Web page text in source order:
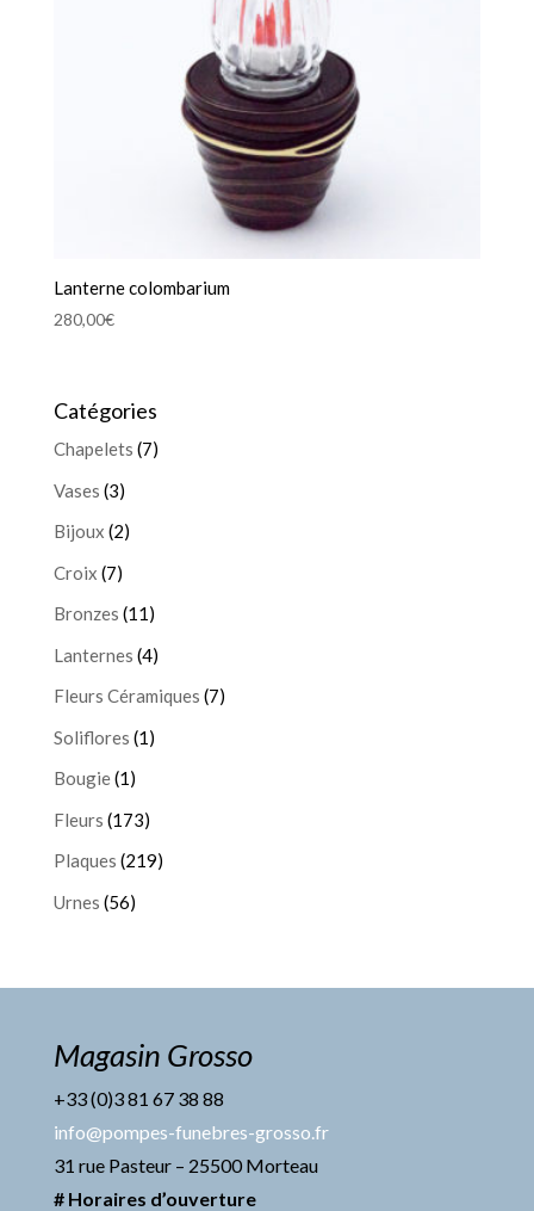
Lanterne colombarium
280,00€
Catégories
Chapelets (7)
Vases (3)
Bijoux (2)
Croix (7)
Bronzes (11)
Lanternes (4)
Fleurs Céramiques (7)
Soliflores (1)
Bougie(1)
Fleurs (173)
Plaques (219)
Urnes (56)
Magasin Grosso
+33 (0)3 81 67 38 88
info@pompes-funebres-grosso.fr
31 rue Pasteur – 25500 Morteau
# Horaires d’ouverture